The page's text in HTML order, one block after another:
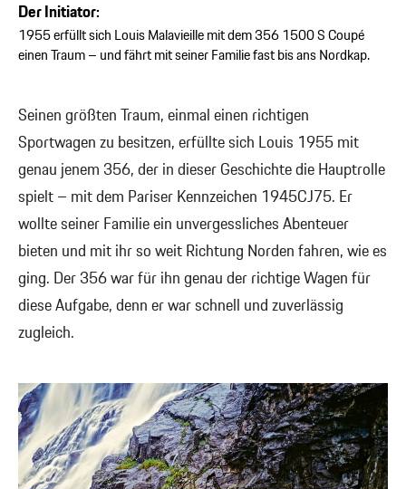
Der Initiator:
1955 erfüllt sich Louis Malavieille mit dem 356 1500 S Coupé
einen Traum – und fährt mit seiner Familie fast bis ans Nordkap.
Seinen größten Traum, einmal einen richtigen
Sportwagen zu besitzen, erfüllte sich Louis 1955 mit
genau jenem 356, der in dieser Geschichte die Hauptrolle
spielt – mit dem Pariser Kennzeichen 1945CJ75. Er
wollte seiner Familie ein unvergessliches Abenteuer
bieten und mit ihr so weit Richtung Norden fahren, wie es
ging. Der 356 war für ihn genau der richtige Wagen für
diese Aufgabe, denn er war schnell und zuverlässig
zugleich.